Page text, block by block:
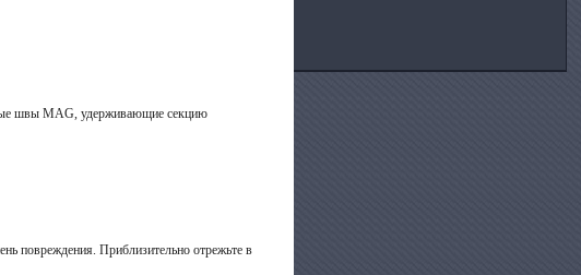
швы MAG, удерживающие секцию
повреждения. Приблизительно отрежьте в